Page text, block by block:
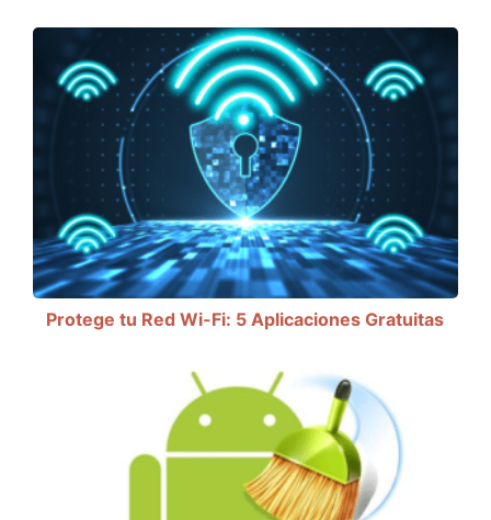
Protege tu Red Wi-Fi: 5 Aplicaciones Gratuitas